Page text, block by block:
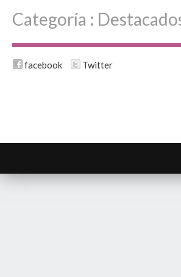
Categoría :
facebook Twitter